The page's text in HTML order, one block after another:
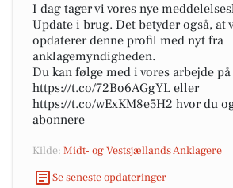
I dag tager vi vores nye
Update i brug. Det betyder også, at
opdaterer denne profil med nyt fra
anklagemyndigheden.
Du kan følge med i vores arbejde på
https://t.co/72Bo6AGgYL eller
https://t.co/wExKM8e5H2 hvor du
abonnere
Kilde: Midt- og Vestsjællands Anklagere
Se seneste opdateringer